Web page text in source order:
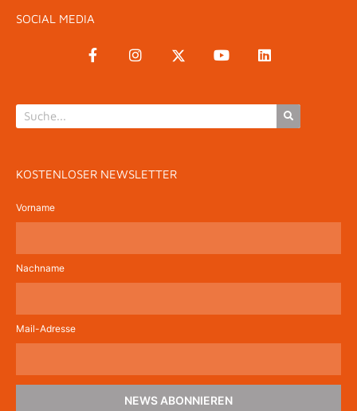
SOCIAL MEDIA
KOSTENLOSER NEWSLETTER
Vorname
Nachname
Mail-Adresse
NEWS ABONNIEREN